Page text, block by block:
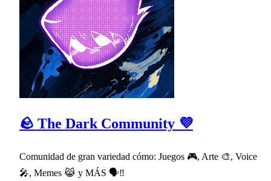
🪨 The Dark Community 💜
Comunidad de gran variedad cómo: Juegos 🎮, Arte 🎨, Voice
🎤, Memes 😹 y MÁS 🗣‼